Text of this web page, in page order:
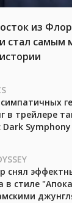
из
стал самым
в трейлере
Dark Symphony
снял
в стиле